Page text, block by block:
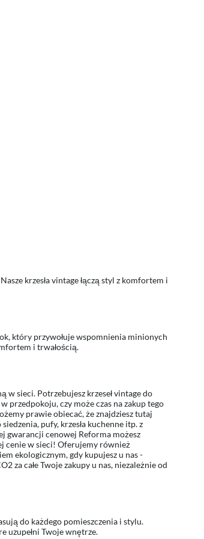
krzesła vintage łączą styl z komfortem i
który przywołuje wspomnienia minionych
i trwałością.
w sieci. Potrzebujesz krzeseł vintage do
przedpokoju, czy może czas na zakup tego
prawie obiecać, że znajdziesz tutaj
pufy, krzesła kuchenne itp. z
gwarancji cenowej Reforma możesz
cenie w sieci! Oferujemy również
ekologicznym, gdy kupujesz u nas -
za całe Twoje zakupy u nas, niezależnie od
do każdego pomieszczenia i stylu.
uzupełni Twoje wnętrze.